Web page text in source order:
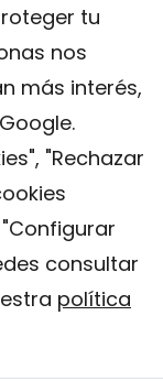
tu
nos
más interés,
"Rechazar
consultar
política